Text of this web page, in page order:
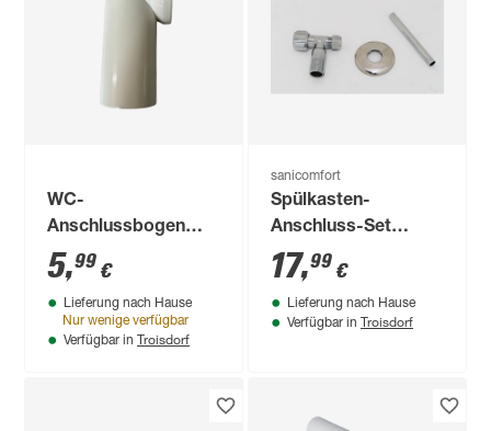
WC-
Anschlussbogen
weiß 90°
5,99 €
Lieferung nach Hause
Nur wenige verfügbar
Verfügbar in Troisdorf
sanicomfort
Spülkasten-
Anschluss-Set
hinten
17,99 €
Lieferung nach Hause
Verfügbar in Troisdorf